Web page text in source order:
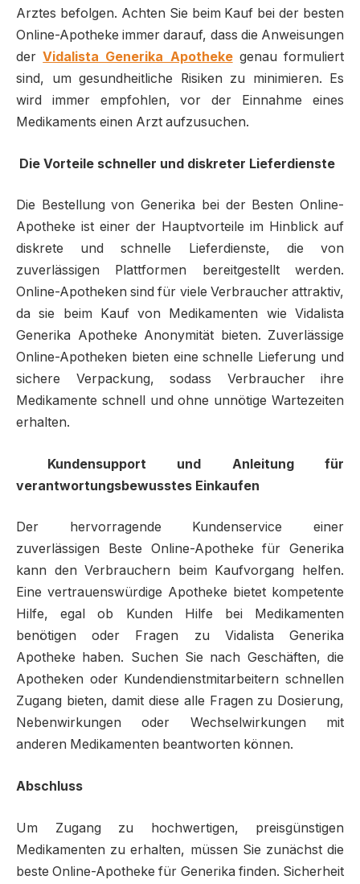
Arztes befolgen. Achten Sie beim Kauf bei der besten
Online-Apotheke immer darauf, dass die Anweisungen
derVidalista Generika Apothekegenau formuliert
sind, um gesundheitliche Risiken zu minimieren. Es
wird immer empfohlen, vor der Einnahme eines
Medikaments einen Arzt aufzusuchen.
Die Vorteile schneller und diskreter Lieferdienste
Die Bestellung von Generika bei der Besten Online-
Apotheke ist einer der Hauptvorteile im Hinblick auf
diskrete und schnelle Lieferdienste, die von
zuverlässigen Plattformen bereitgestellt werden.
Online-Apotheken sind für viele Verbraucher attraktiv,
da sie beim Kauf von Medikamenten wie Vidalista
Generika Apotheke Anonymität bieten. Zuverlässige
Online-Apotheken bieten eine schnelle Lieferung und
sichere Verpackung, sodass Verbraucher ihre
Medikamente schnell und ohne unnötige Wartezeiten
erhalten.
Kundensupport und Anleitung für
verantwortungsbewusstes Einkaufen
Der hervorragende Kundenservice einer
zuverlässigen Beste Online-Apotheke für Generika
kann den Verbrauchern beim Kaufvorgang helfen.
Eine vertrauenswürdige Apotheke bietet kompetente
Hilfe, egal ob Kunden Hilfe bei Medikamenten
benötigen oder Fragen zu Vidalista Generika
Apotheke haben. Suchen Sie nach Geschäften, die
Apotheken oder Kundendienstmitarbeitern schnellen
Zugang bieten, damit diese alle Fragen zu Dosierung,
Nebenwirkungen oder Wechselwirkungen mit
anderen Medikamenten beantworten können.
Abschluss
Um Zugang zu hochwertigen, preisgünstigen
Medikamenten zu erhalten, müssen Sie zunächst die
beste Online-Apotheke für Generika finden. Sicherheit